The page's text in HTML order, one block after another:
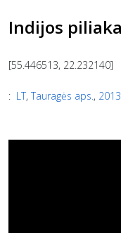
Indijos
[55.446513, 22.232140]
: LT, Tauragės aps., 2013